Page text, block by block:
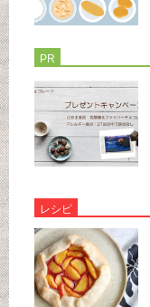
PR
レシピ